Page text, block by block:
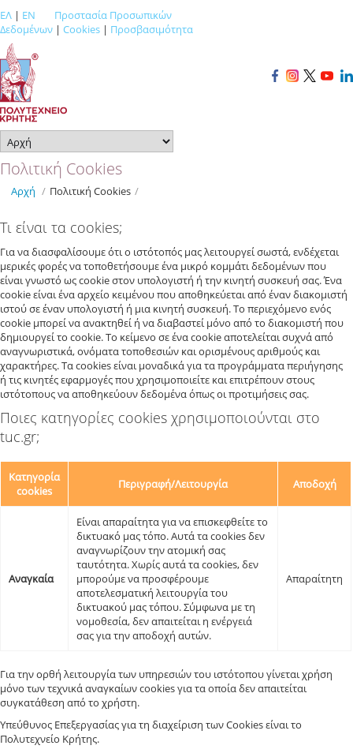
ΕΛ | EN
Προστασία Προσωπικών
Δεδομένων | Cookies | Προσβασιμότητα
Πολιτική Cookies
Αρχή / Πολιτική Cookies /
Τι είναι τα cookies;
Για να διασφαλίσουμε ότι ο ιστότοπός μας λειτουργεί σωστά, ενδέχεται
μερικές φορές να τοποθετήσουμε ένα μικρό κομμάτι δεδομένων που
είναι γνωστό ως cookie στον υπολογιστή ή την κινητή συσκευή σας. Ένα
cookie είναι ένα αρχείο κειμένου που αποθηκεύεται από έναν διακομιστή
ιστού σε έναν υπολογιστή ή μια κινητή συσκευή. Το περιεχόμενο ενός
cookie μπορεί να ανακτηθεί ή να διαβαστεί μόνο από το διακομιστή που
δημιουργεί το cookie. Το κείμενο σε ένα cookie αποτελείται συχνά από
αναγνωριστικά, ονόματα τοποθεσιών και ορισμένους αριθμούς και
χαρακτήρες. Τα cookies είναι μοναδικά για τα προγράμματα περιήγησης
ή τις κινητές εφαρμογές που χρησιμοποιείτε και επιτρέπουν στους
ιστότοπους να αποθηκεύουν δεδομένα όπως οι προτιμήσεις σας.
Ποιες κατηγορίες cookies χρησιμοποιούνται στο
tuc.gr;
Κατηγορία
cookies
Περιγραφή/Λειτουργία Αποδοχή
Αναγκαία
Είναι απαραίτητα για να επισκεφθείτε το
δικτυακό μας τόπο. Αυτά τα cookies δεν
αναγνωρίζουν την ατομική σας
ταυτότητα. Χωρίς αυτά τα cookies, δεν
μπορούμε να προσφέρουμε
αποτελεσματική λειτουργία του
δικτυακού μας τόπου. Σύμφωνα με τη
νομοθεσία, δεν απαιτείται η ενέργειά
σας για την αποδοχή αυτών.
Απαραίτητη
Για την ορθή λειτουργία των υπηρεσιών του ιστότοπου γίνεται χρήση
μόνο των τεχνικά αναγκαίων cookies για τα οποία δεν απαιτείται
συγκατάθεση από το χρήστη.
Υπεύθυνος Επεξεργασίας για τη διαχείριση των Cookies είναι το
Πολυτεχνείο Κρήτης.